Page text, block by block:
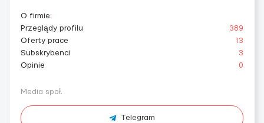
O firmie:
Przeglądy profilu
389
Oferty prace
13
Subskrybenci
3
Opinie
0
Media społ.
Telegram